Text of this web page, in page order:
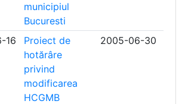
municipiul
Bucuresti
16
Proiect de
hotărâre
privind
modificarea
HCGMB
2005-06-30